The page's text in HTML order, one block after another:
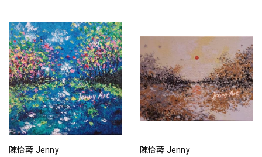
陳怡蓉 Jenny 陳怡蓉 Jenny